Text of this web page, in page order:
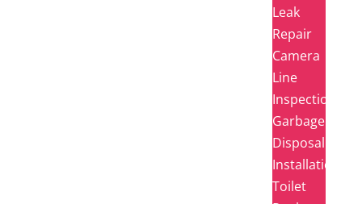
Leak
Repair
Camera
Line
Inspection
Garbage
Disposal
Installation
Toilet